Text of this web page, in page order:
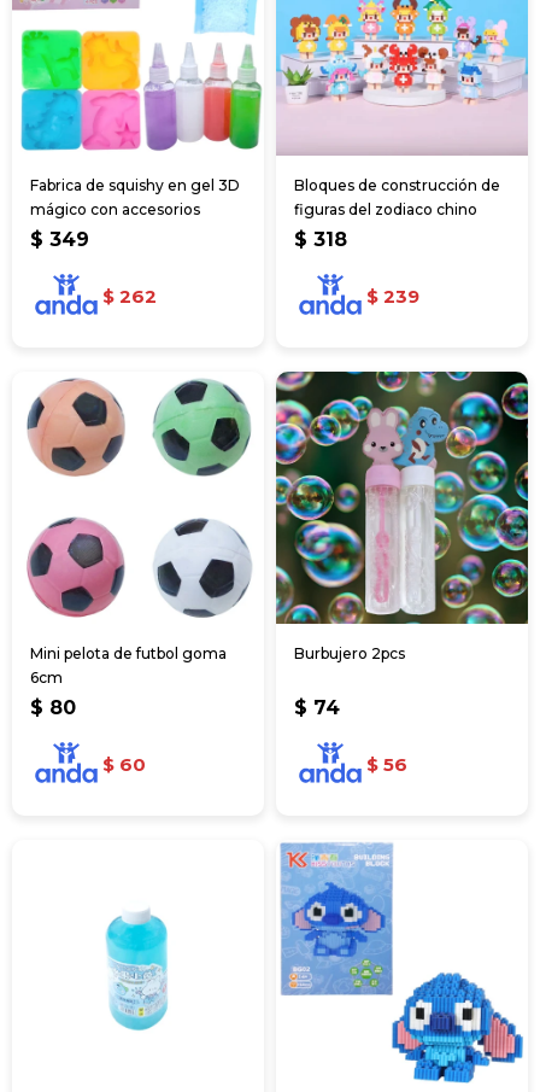
Fabrica de squishy en gel 3D
mágico con accesorios
$ 349
$ 262
Bloques de construcción de
figuras del zodiaco chino
$ 318
$ 239
Mini pelota de futbol goma
6cm
$ 80
$ 60
Burbujero 2pcs
$ 74
$ 56